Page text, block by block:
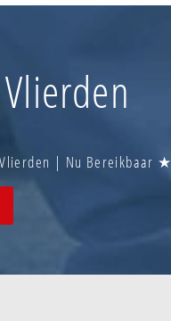
| Nu Bereikbaar ★